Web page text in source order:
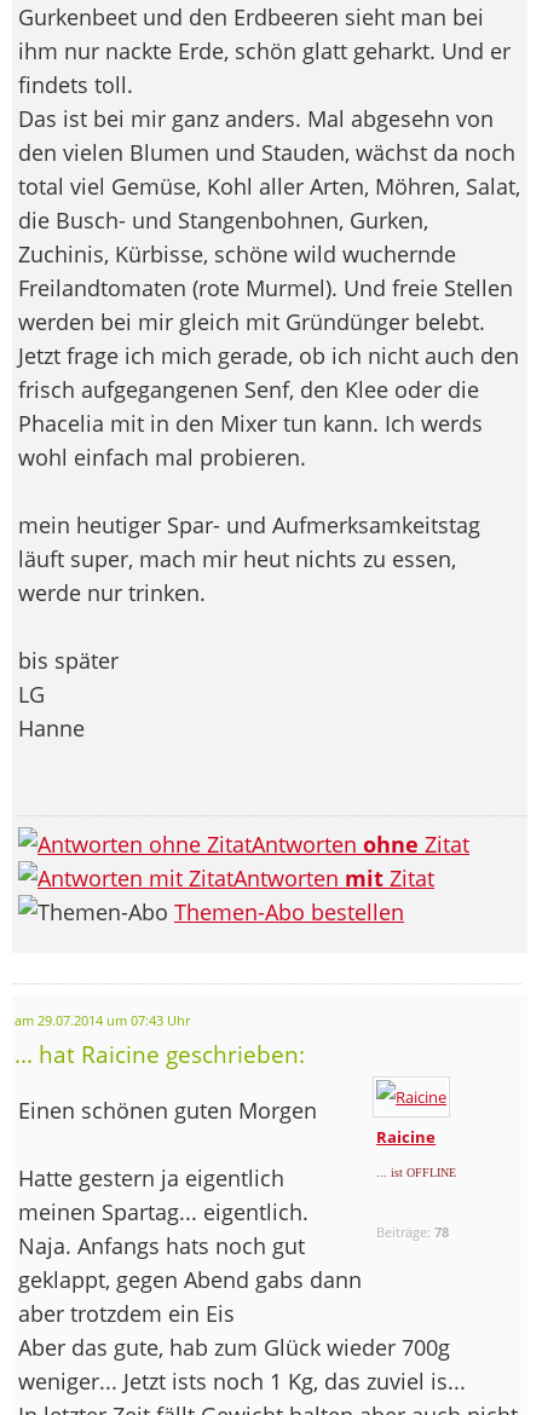
Gurkenbeet und den Erdbeeren sieht man bei
ihm nur nackte Erde, schön glatt geharkt. Und er
findets toll.
Das ist bei mir ganz anders. Mal abgesehn von
den vielen Blumen und Stauden, wächst da noch
total viel Gemüse, Kohl aller Arten, Möhren, Salat,
die Busch- und Stangenbohnen, Gurken,
Zuchinis, Kürbisse, schöne wild wuchernde
Freilandtomaten (rote Murmel). Und freie Stellen
werden bei mir gleich mit Gründünger belebt.
Jetzt frage ich mich gerade, ob ich nicht auch den
frisch aufgegangenen Senf, den Klee oder die
Phacelia mit in den Mixer tun kann. Ich werds
wohl einfach mal probieren.
mein heutiger Spar- und Aufmerksamkeitstag
läuft super, mach mir heut nichts zu essen,
werde nur trinken.
bis später
LG
Hanne
Antworten ohne Zitat
Antworten mit Zitat
Themen-Abo bestellen
am 29.07.2014 um 07:43 Uhr
... hat Raicine geschrieben:
Raicine
... ist OFFLINE
Beiträge:78
Einen schönen guten Morgen
Hatte gestern ja eigentlich
meinen Spartag... eigentlich.
Naja. Anfangs hats noch gut
geklappt, gegen Abend gabs dann
aber trotzdem ein Eis
Aber das gute, hab zum Glück wieder 700g
weniger... Jetzt ists noch 1 Kg, das zuviel is...